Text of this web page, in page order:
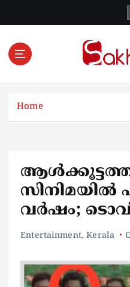
Online News
Home
സിനിമയിൽ
വർഷം;
Entertainment,Kerala